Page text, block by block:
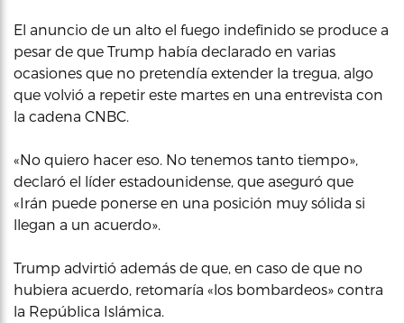
El anuncio de un alto el fuego indefinido se produce a
pesar de que Trump había declarado en varias
ocasiones que no pretendía extender la tregua, algo
que volvió a repetir este martes en una entrevista con
la cadena CNBC.
«No quiero hacer eso. No tenemos tanto tiempo»,
declaró el líder estadounidense, que aseguró que
«Irán puede ponerse en una posición muy sólida si
llegan a un acuerdo».
Trump advirtió además de que, en caso de que no
hubiera acuerdo, retomaría «los bombardeos» contra
la República Islámica.